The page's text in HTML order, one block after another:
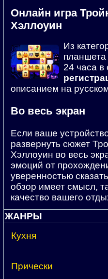
Онлайн игра
Хэллоуин
Из
планшета
24 часа в
описанием на
Во весь экран
Если ваше
развернуть сюжет
Хэллоуин во весь
эмоций от
уверенностью
обзор имеет смысл,
качество вашего
ЖАНРЫ
Кухня
Прически